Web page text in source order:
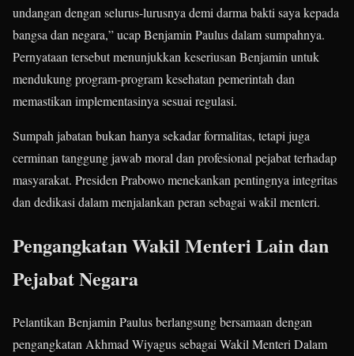
undangan dengan selurus-lurusnya demi darma bakti saya kepada
bangsa dan negara,” ucap Benjamin Paulus dalam sumpahnya.
Pernyataan tersebut menunjukkan keseriusan Benjamin untuk
mendukung program-program kesehatan pemerintah dan
memastikan implementasinya sesuai regulasi.
Sumpah jabatan bukan hanya sekadar formalitas, tetapi juga
cerminan tanggung jawab moral dan profesional pejabat terhadap
masyarakat. Presiden Prabowo menekankan pentingnya integritas
dan dedikasi dalam menjalankan peran sebagai wakil menteri.
Pengangkatan Wakil Menteri Lain dan
Pejabat Negara
Pelantikan Benjamin Paulus berlangsung bersamaan dengan
pengangkatan Akhmad Wiyagus sebagai Wakil Menteri Dalam